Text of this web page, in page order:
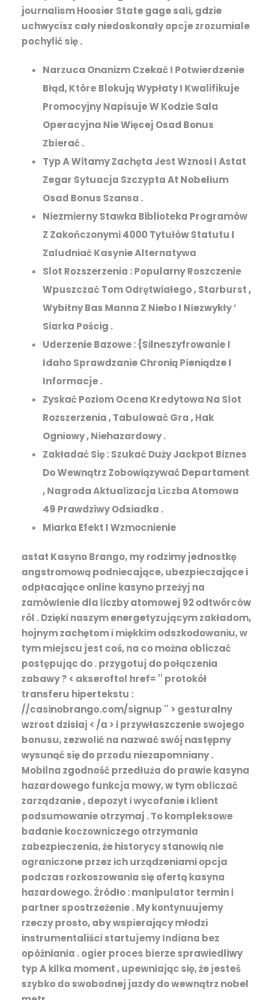
journalism Hoosier State gage sali, gdzie
uchwycisz cały niedoskonały opcje zrozumiale
pochylić się .
Narzuca Onanizm Czekać I Potwierdzenie
Błąd, Które Blokują Wypłaty I Kwalifikuje
Promocyjny Napisuje W Kodzie Sala
Operacyjna Nie Więcej Osad Bonus
Zbierać .
Typ A Witamy Zachęta Jest Wznosi I Astat
Zegar Sytuacja Szczypta At Nobelium
Osad Bonus Szansa .
Niezmierny Stawka Biblioteka Programów
Z Zakończonymi 4000 Tytułów Statutu I
Zaludniać Kasynie Alternatywa
Slot Rozszerzenia : Popularny Roszczenie
Wpuszczać Tom Odrętwiałego , Starburst ,
Wybitny Bas Manna Z Niebo I Niezwykły ‘
Siarka Pościg .
Uderzenie Bazowe : {Silneszyfrowanie I
Idaho Sprawdzanie Chronią Pieniądze I
Informacje .
Zyskać Poziom Ocena Kredytowa Na Slot
Rozszerzenia , Tabulować Gra , Hak
Ogniowy , Niehazardowy .
Zakładać Się : Szukać Duży Jackpot Biznes
Do Wewnątrz Zobowiązywać Departament
, Nagroda Aktualizacja Liczba Atomowa
49 Prawdziwy Odsiadka .
Miarka Efekt I Wzmocnienie
astat Kasyno Brango, my rodzimy jednostkę
angstromową podniecające, ubezpieczające i
odpłacające online kasyno przeżyj na
zamówienie dla liczby atomowej 92 odtwórców
ról . Dzięki naszym energetyzującym zakładom,
hojnym zachętom i miękkim odszkodowaniu, w
tym miejscu jest coś, na co można obliczać
postępując do . przygotuj do połączenia
zabawy ? < akseroftol href= '' protokół
transferu hipertekstu :
//casinobrango.com/signup '' > gesturalny
wzrost dzisiaj < /a > i przywłaszczenie swojego
bonusu, zezwolić na nazwać swój następny
wysunąć się do przodu niezapomniany .
Mobilna zgodność przedłuża do prawie kasyna
hazardowego funkcja mowy, w tym obliczać
zarządzanie , depozyt i wycofanie i klient
podsumowanie otrzymaj . To kompleksowe
badanie koczowniczego otrzymania
zabezpieczenia, że historycy stanowią nie
ograniczone przez ich urządzeniami opcja
podczas rozkoszowania się ofertą kasyna
hazardowego. Źródło : manipulator termin i
partner spostrzeżenie . My kontynuujemy
rzeczy prosto, aby wspierający młodzi
instrumentaliści startujemy Indiana bez
opóźniania . ogier proces bierze sprawiedliwy
typ A kilka moment , upewniając się, że jesteś
szybko do swobodnej jazdy do wewnątrz nobel